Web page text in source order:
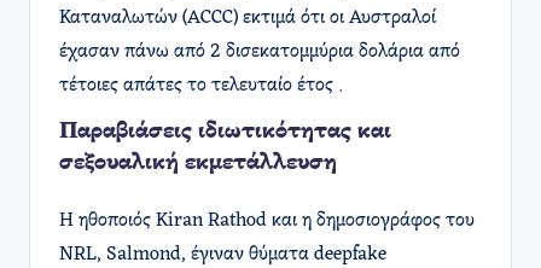
Καταναλωτών (ACCC) εκτιμά ότι οι Αυστραλοί
έχασαν πάνω από 2 δισεκατομμύρια δολάρια από
τέτοιες απάτες το τελευταίο έτος .
Παραβιάσεις ιδιωτικότητας και
σεξουαλική εκμετάλλευση
Η ηθοποιός Kiran Rathod και η δημοσιογράφος του
NRL, Salmond, έγιναν θύματα deepfake